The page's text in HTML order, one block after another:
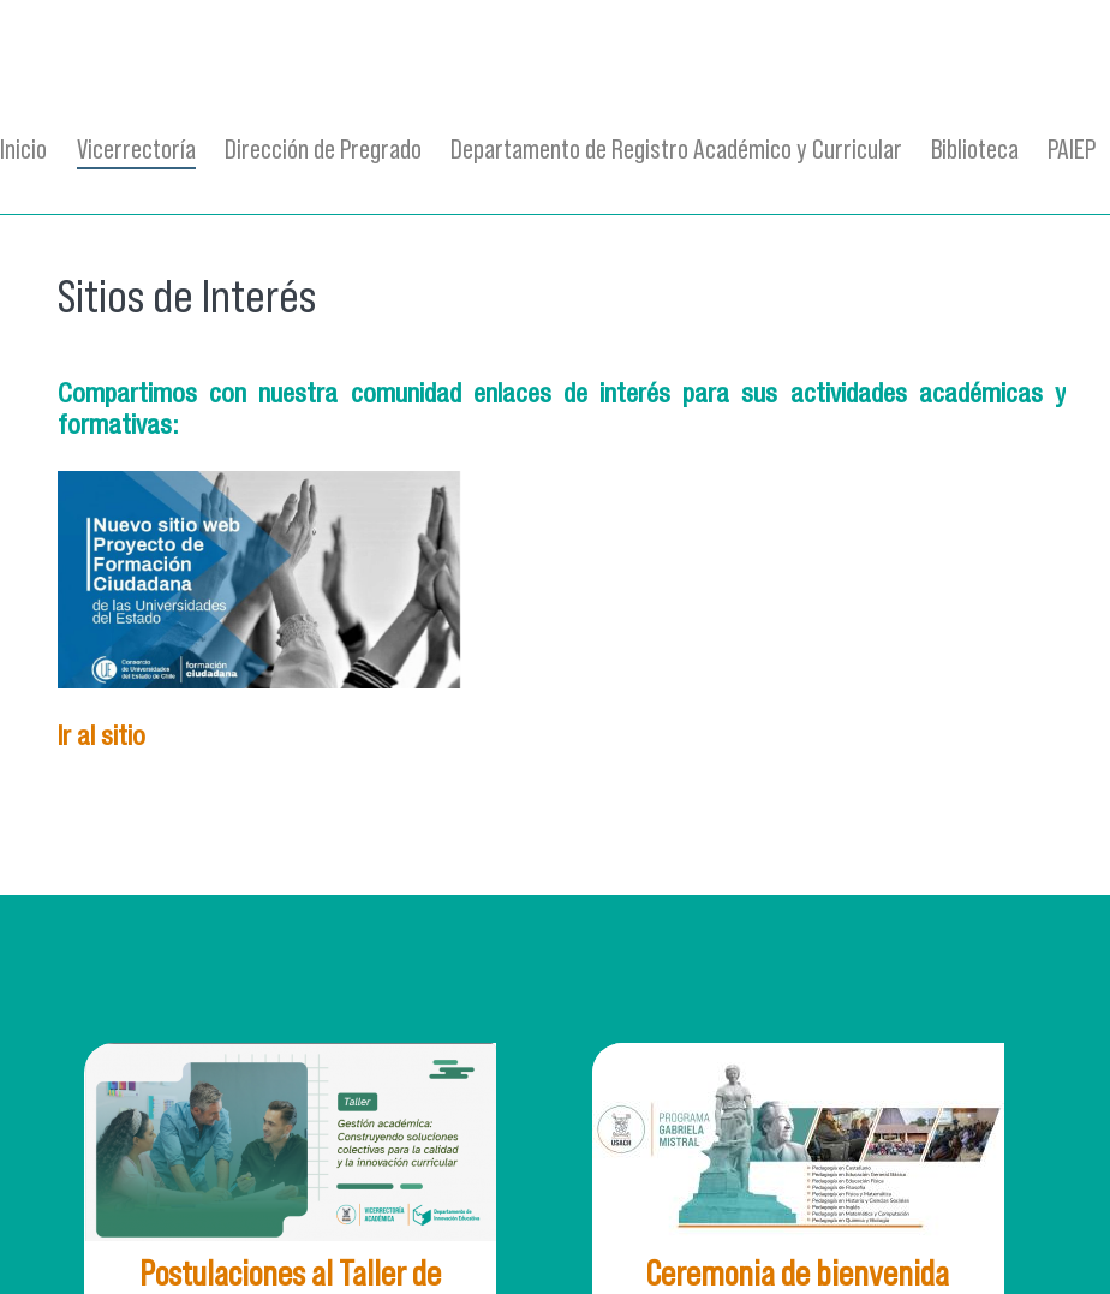
Inicio Vicerrectoría Dirección de Pregrado Departamento de Registro Académico y Curricular Biblioteca PAIEP
Sitios de Interés
Compartimos con nuestra comunidad enlaces de interés para sus actividades académicas y
formativas:
captura_de_pantalla_2021-07-21_a_las_17.51.23.png
Ir al sitio
Postulaciones al Taller de
Ceremonia de bienvenida